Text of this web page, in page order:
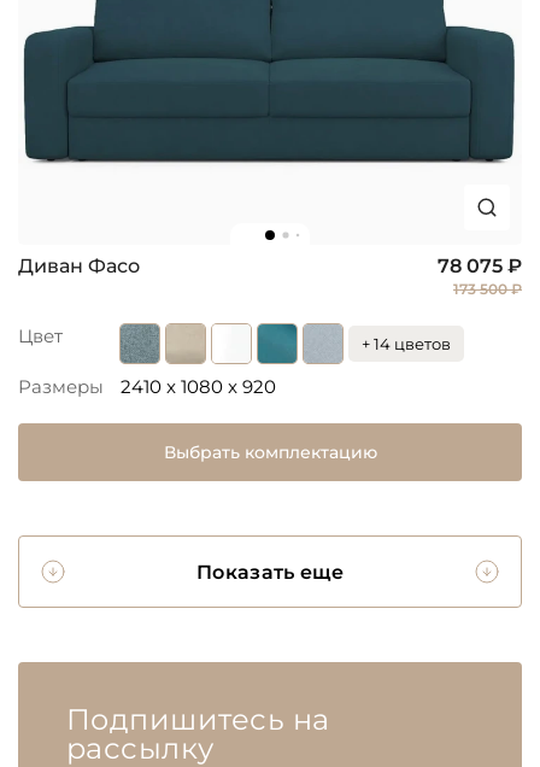
Диван Фасо 78 075 ₽
173 500 ₽
Цвет + 14 цветов
Размеры 2410 x 1080 x 920
Выбрать комплектацию
Показать еще
Подпишитесь на
рассылку